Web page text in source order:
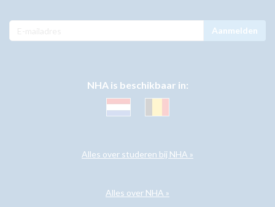
Aanmelden
NHA is beschikbaar in:
Alles over studeren bij NHA »
Alles over NHA »